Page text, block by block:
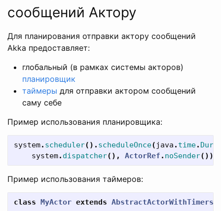
сообщений Актору
Для планирования отправки актору сообщений
Akka предоставляет:
глобальный (в рамках системы акторов)
планировщик
таймеры для отправки актором сообщений
саму себе
Пример использования планировщика:
system. scheduler(). scheduleOnce( java . time.
system. dispatcher(), ActorRef . noSender());
Пример использования таймеров:
class MyActor extends AbstractActorWithTimers